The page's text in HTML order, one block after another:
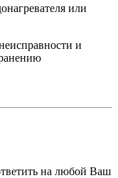
или
и
на любой Ваш